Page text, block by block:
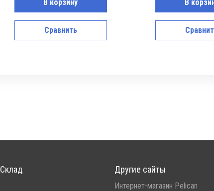
В корзину
Сравнить
В
Склад Другие сайты
Интернет-магазин Pelican